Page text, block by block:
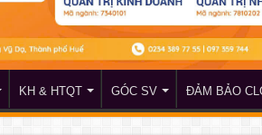
KH & HTQT GÓC SV ĐẢM BẢO